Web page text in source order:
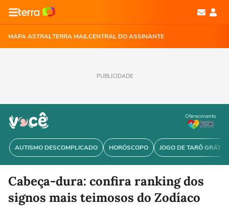
MAPA ASTRALTERRA MAILCENTRAL DO ASSINANTE
PUBLICIDADE
AUTISMO DESCOMPLICADO HORÓSCOPO JOGO DE TARÔ GRÁTIS
Oferecimento
Cabeça-dura: confira ranking dos
signos mais teimosos do Zodíaco